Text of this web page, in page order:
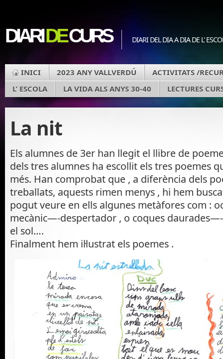
DIARIDECURS DIARI DEL DIA A DIA DE L'
INICI 2023 ANY VALLVERDÚ
ACTIVITATS /
L’ ESCOLA
LA VIDA ALS ANYS 30-40 LECTURES
La nit
Els alumnes de 3er han llegit el llibre de
dels tres alumnes ha escollit els tres poemes
més. Han comprobat que , a diferència dels
treballats, aquests rimen menys , hi hem
pogut veure en ells algunes metàfores com :
mecànic—-despertador , o coques
el sol….
Finalment hem il·lustrat els poemes .